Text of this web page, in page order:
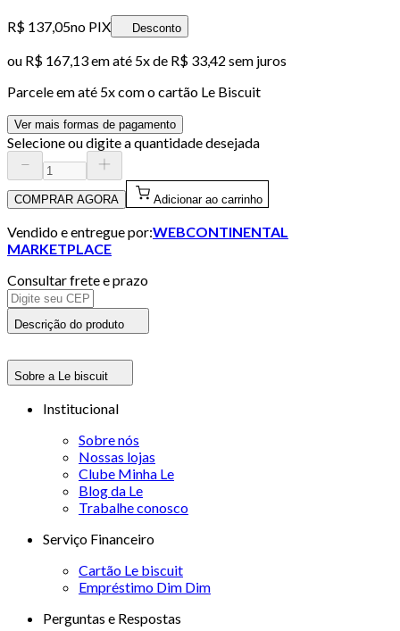
R$ 137,05no PIX Desconto
ou R$ 167,13em até 5x de R$ 33,42 sem juros
Parcele em até 5x com o cartão Le Biscuit
Ver mais formas de pagamento
Selecione ou digite a quantidade desejada
COMPRAR AGORA Adicionar ao carrinho
Vendido e entregue por:WEBCONTINENTAL
MARKETPLACE
Consultar frete e prazo
Descrição do produto
Sobre a Le biscuit
Institucional
Sobre nós
Nossas lojas
Clube Minha Le
Blog da Le
Trabalhe conosco
Serviço Financeiro
Cartão Le biscuit
Empréstimo Dim Dim
Perguntas e Respostas